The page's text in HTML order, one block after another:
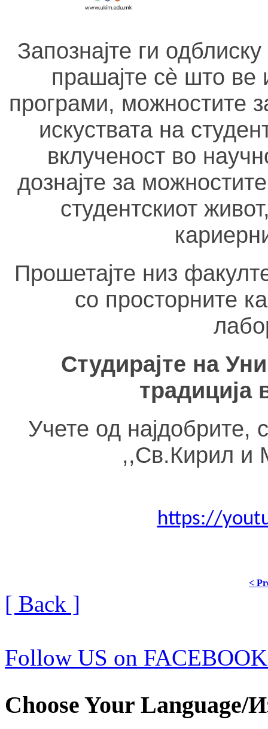
Запознајте ги
прашајте сè што ве
програми, можностите
искуствата на
вклученост во
дознајте за
студентскиот
Прошетајте низ
со просторните
Студирајте на
традиција
Учете од најдобрите,
,,Св.Кирил и
https://
<
[ Back ]
Follow US on
Choose Your Language/